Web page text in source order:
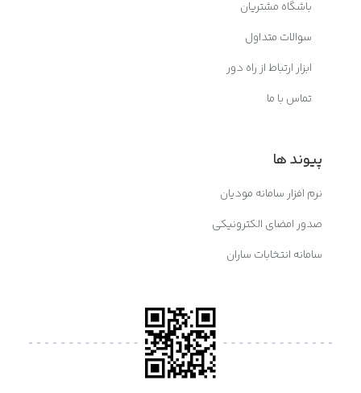
باشگاه مشتریان
سوالات متداول
ابزار ارتباط از راه دور
تماس با ما
پیوند ها
نرم افزار سامانه مودیان
صدور امضای الکترونیکی
سامانه انتخابات ساران